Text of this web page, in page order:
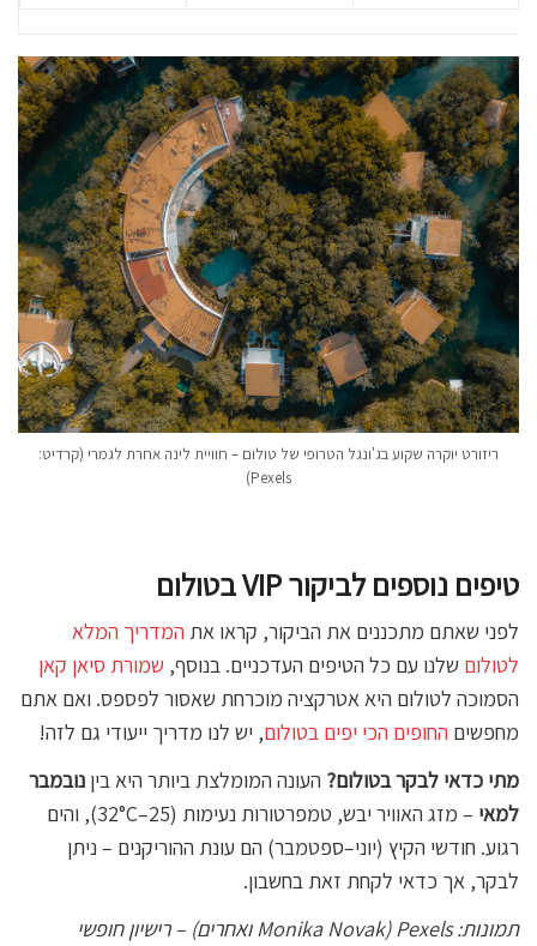
ריזורט יוקרה שקוע בג'ונגל הטרופי של טולום – חוויית לינה אחרת לגמרי (קרדיט:
Pexels)
טיפים נוספים לביקור VIP בטולום
לפני שאתם מתכננים את הביקור, קראו את המדריך המלא
לטולום שלנו עם כל הטיפים העדכניים. בנוסף, שמורת סיאן קאן
הסמוכה לטולום היא אטרקציה מוכרחת שאסור לפספס. ואם אתם
מחפשים החופים הכי יפים בטולום, יש לנו מדריך ייעודי גם לזה!
מתי כדאי לבקר בטולום? העונה המומלצת ביותר היא בין נובמבר
למאי
– מזג האוויר יבש, טמפרטורות נעימות (25–32°C), והים
רגוע. חודשי הקיץ (יוני–ספטמבר) הם עונת ההוריקנים – ניתן
לבקר, אך כדאי לקחת זאת בחשבון.
תמונות: Pexels (Monika Novak ואחרים) – רישיון חופשי